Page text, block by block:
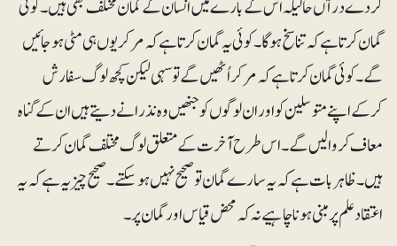
کردے درآں حالیکہ اس کے بارے میں انسان کے گمان مختلف بھی ہیں۔ کوئی
گمان کرتا ہے کہ تناسخ ہوگا۔ کوئی یہ گمان کرتا ہے کہ مرکر یوں ہی مٹی ہوجائیں
گے۔ کوئی گمان کرتا ہے کہ مرکر اُٹھیں گے تو سہی لیکن کچھ لوگ سفارش
کرکے اپنے متوسلین کو اور ان لوگوں کو جنھیں وہ نذرانے دیتے ہیں ان کے گناہ
معاف کروا لیں گے۔ اس طرح آخرت کے متعلق لوگ مختلف گمان کرتے
ہیں۔ ظاہر بات ہے کہ یہ سارے گمان تو صحیح نہیں ہوسکتے۔ صحیح چیز یہ ہے کہ یہ
اعتقاد علم پر مبنی ہونا چاہیے نہ کہ محض قیاس اور گمان پر۔